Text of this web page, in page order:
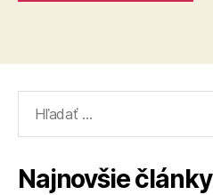
Najnovšie články